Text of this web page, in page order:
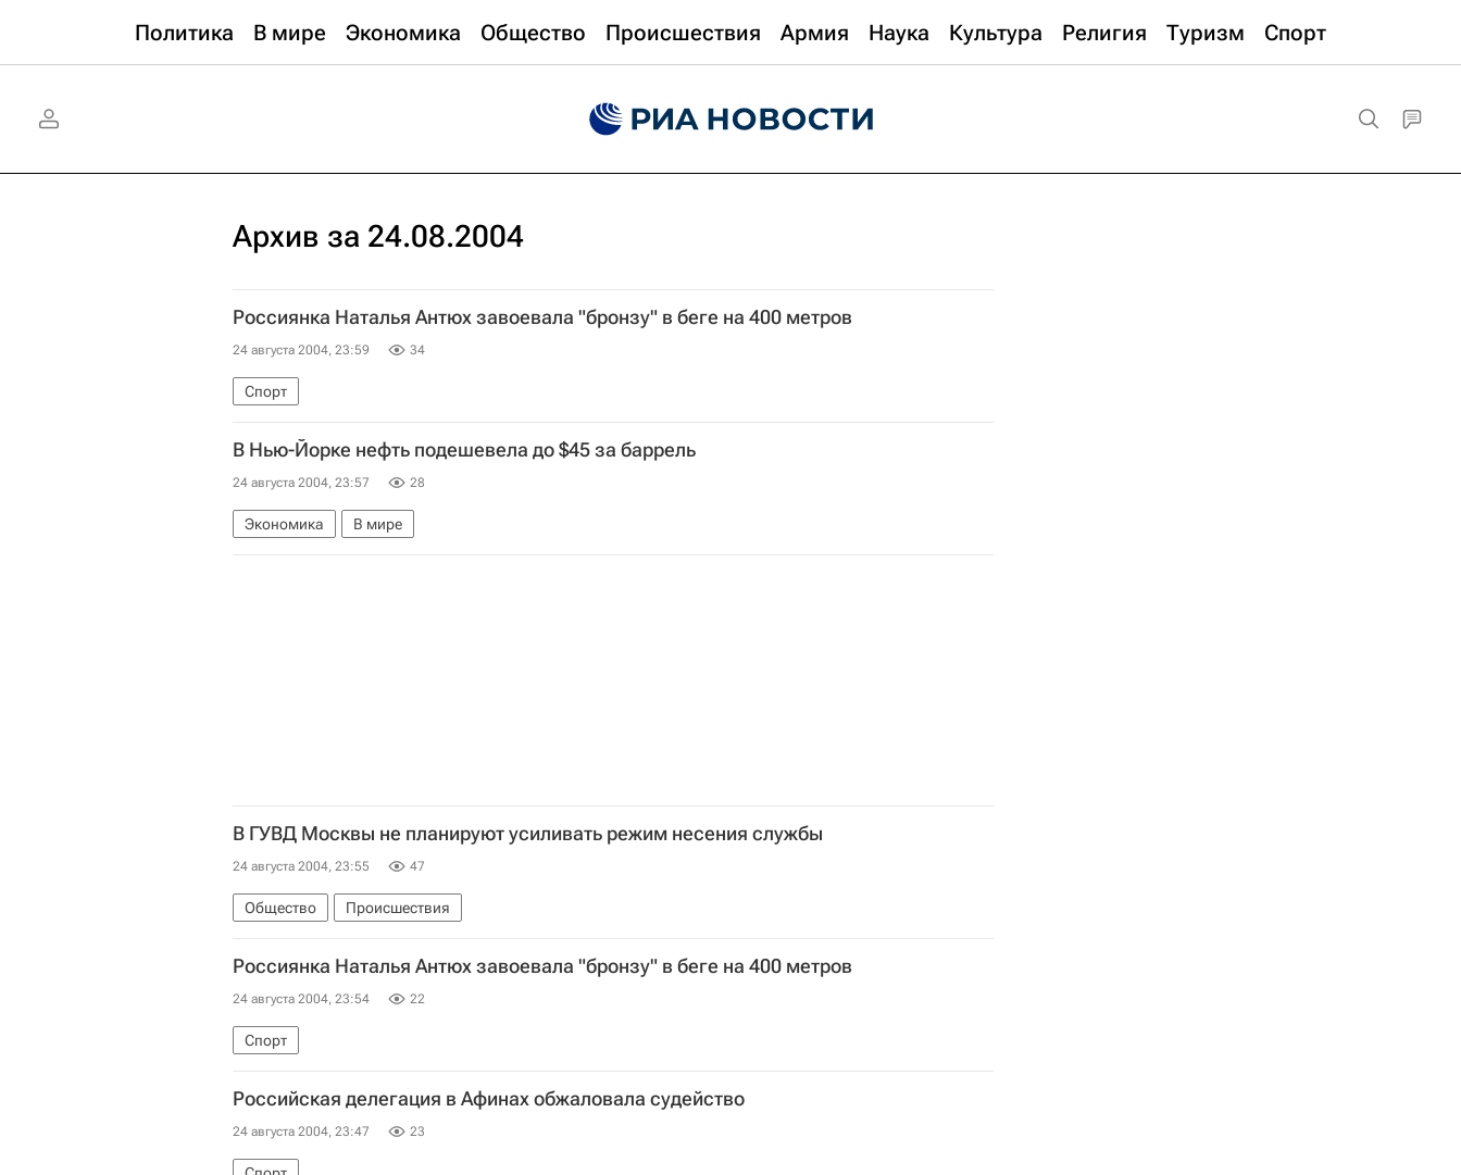
Политика В мире Экономика Общество Происшествия Армия Наука Культура Религия Туризм Спорт
Архив за 24.08.2004
Россиянка Наталья Антюх завоевала "бронзу" в беге на 400 метров
24 августа 2004, 23:59 34
Спорт
В Нью-Йорке нефть подешевела до $45 за баррель
24 августа 2004, 23:57 28
Экономика В мире
В ГУВД Москвы не планируют усиливать режим несения службы
24 августа 2004, 23:55 47
Общество Происшествия
Россиянка Наталья Антюх завоевала "бронзу" в беге на 400 метров
24 августа 2004, 23:54 22
Спорт
Российская делегация в Афинах обжаловала судейство
24 августа 2004, 23:47 23